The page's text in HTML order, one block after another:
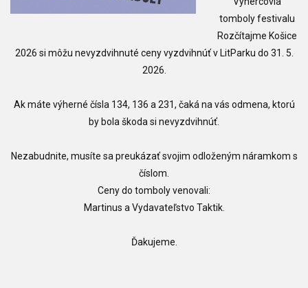
tomboly festivalu
Rozčítajme Košice
2026 si môžu nevyzdvihnuté ceny vyzdvihnúť v LitParku do 31. 5.
2026.
Ak máte výherné čísla 134, 136 a 231, čaká na vás odmena, ktorú
by bola škoda si nevyzdvihnúť.
Nezabudnite, musíte sa preukázať svojim odloženým náramkom s
číslom.
Ceny do tomboly venovali:
Martinus a Vydavateľstvo Taktik.
Ďakujeme.